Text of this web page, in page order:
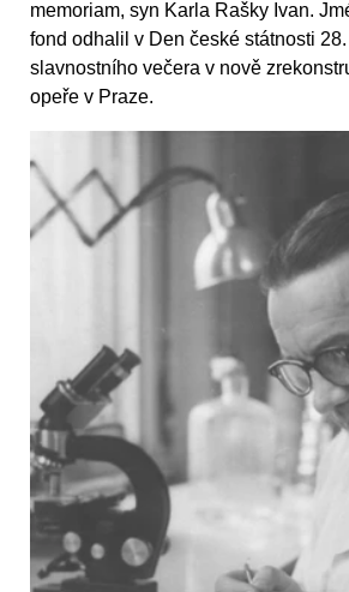
memoriam, syn Karla Rašky Ivan.
fond odhalil v Den české státnosti
slavnostního večera v nově
opeře v Praze.